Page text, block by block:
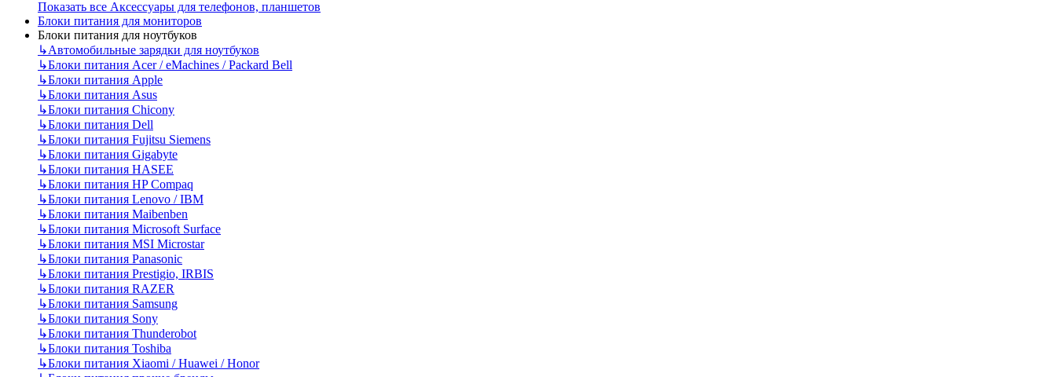
Показать все Аксессуары для телефонов, планшетов
Блоки питания для мониторов
Блоки питания для ноутбуков
↳Автомобильные зарядки для ноутбуков
↳Блоки питания Acer / eMachines / Packard Bell
↳Блоки питания Apple
↳Блоки питания Asus
↳Блоки питания Chicony
↳Блоки питания Dell
↳Блоки питания Fujitsu Siemens
↳Блоки питания Gigabyte
↳Блоки питания HASEE
↳Блоки питания HP Compaq
↳Блоки питания Lenovo / IBM
↳Блоки питания Maibenben
↳Блоки питания Microsoft Surface
↳Блоки питания MSI Microstar
↳Блоки питания Panasonic
↳Блоки питания Prestigio, IRBIS
↳Блоки питания RAZER
↳Блоки питания Samsung
↳Блоки питания Sony
↳Блоки питания Thunderobot
↳Блоки питания Toshiba
↳Блоки питания Xiaomi / Huawei / Honor